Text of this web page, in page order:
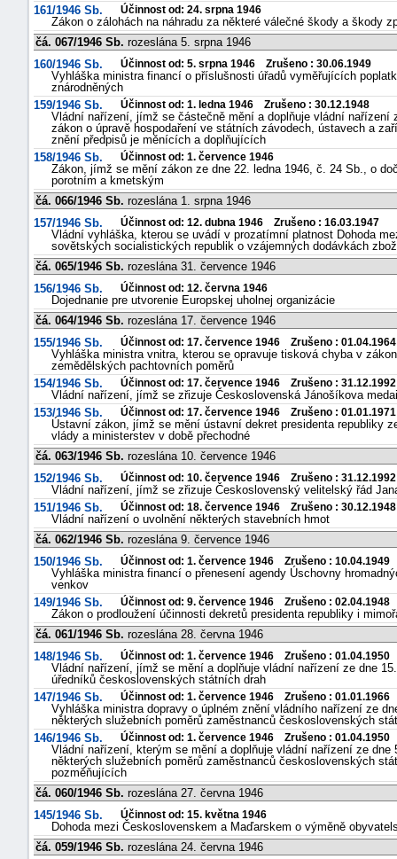
161/1946 Sb.
Účinnost od: 24. srpna 1946
Zákon o zálohách na náhradu za některé válečné škody a škody
čá. 067/1946 Sb. rozeslána 5. srpna 1946
160/1946 Sb.
Účinnost od: 5. srpna 1946 Zrušeno : 30.06.1949
Vyhláška ministra financí o příslušnosti úřadů vyměřujících
znárodněných
159/1946 Sb.
Účinnost od: 1. ledna 1946 Zrušeno : 30.12.1948
Vládní nařízení, jímž se částečně mění a doplňuje vládní
zákon o úpravě hospodaření ve státních závodech, ústavech a
znění předpisů je měnících a doplňujících
158/1946 Sb.
Účinnost od: 1. července 1946
Zákon, jímž se mění zákon ze dne 22. ledna 1946, č. 24 Sb., o
porotním a kmetským
čá. 066/1946 Sb. rozeslána 1. srpna 1946
157/1946 Sb.
Účinnost od: 12. dubna 1946 Zrušeno : 16.03.1947
Vládní vyhláška, kterou se uvádí v prozatímní platnost Dohoda
sovětských socialistických republik o vzájemných dodávkách
čá. 065/1946 Sb. rozeslána 31. července 1946
156/1946 Sb.
Účinnost od: 12. června 1946
Dojednanie pre utvorenie Europskej uholnej organizácie
čá. 064/1946 Sb. rozeslána 17. července 1946
155/1946 Sb.
Účinnost od: 17. července 1946 Zrušeno : 01.04.1964
Vyhláška ministra vnitra, kterou se opravuje tisková chyba v
zemědělských pachtovních poměrů
154/1946 Sb.
Účinnost od: 17. července 1946 Zrušeno : 31.12.1992
Vládní nařízení, jímž se zřizuje Československá Jánošíkova
153/1946 Sb.
Účinnost od: 17. července 1946 Zrušeno : 01.01.1971
Ústavní zákon, jímž se mění ústavní dekret presidenta republiky
vlády a ministerstev v době přechodné
čá. 063/1946 Sb. rozeslána 10. července 1946
152/1946 Sb.
Účinnost od: 10. července 1946 Zrušeno : 31.12.1992
Vládní nařízení, jímž se zřizuje Československý velitelský řád
151/1946 Sb.
Účinnost od: 18. července 1946 Zrušeno : 30.12.1948
Vládní nařízení o uvolnění některých stavebních hmot
čá. 062/1946 Sb. rozeslána 9. července 1946
150/1946 Sb.
Účinnost od: 1. července 1946 Zrušeno : 10.04.1949
Vyhláška ministra financí o přenesení agendy Úschovny
venkov
149/1946 Sb.
Účinnost od: 9. července 1946 Zrušeno : 02.04.1948
Zákon o prodloužení účinnosti dekretů presidenta republiky i
čá. 061/1946 Sb. rozeslána 28. června 1946
148/1946 Sb.
Účinnost od: 1. července 1946 Zrušeno : 01.04.1950
Vládní nařízení, jímž se mění a doplňuje vládní nařízení ze dne
úředníků československých státních drah
147/1946 Sb.
Účinnost od: 1. července 1946 Zrušeno : 01.01.1966
Vyhláška ministra dopravy o úplném znění vládního nařízení ze
některých služebních poměrů zaměstnanců československých
146/1946 Sb.
Účinnost od: 1. července 1946 Zrušeno : 01.04.1950
Vládní nařízení, kterým se mění a doplňuje vládní nařízení ze
některých služebních poměrů zaměstnanců československých
pozměňujících
čá. 060/1946 Sb. rozeslána 27. června 1946
145/1946 Sb.
Účinnost od: 15. května 1946
Dohoda mezi Československem a Maďarskem o výměně
čá. 059/1946 Sb. rozeslána 24. června 1946